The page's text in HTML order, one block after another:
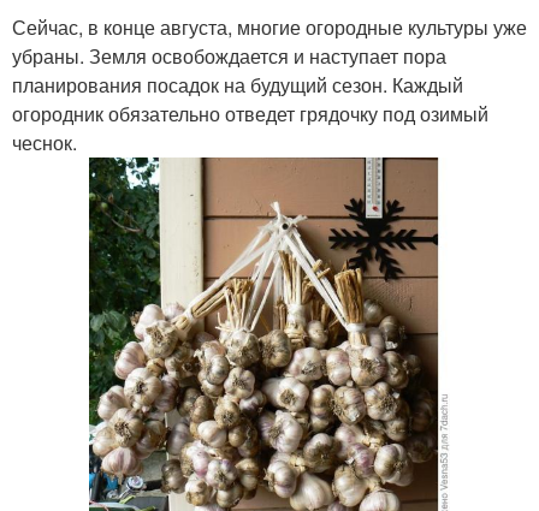
Сейчас, в конце августа, многие огородные культуры уже
убраны. Земля освобождается и наступает пора
планирования посадок на будущий сезон. Каждый
огородник обязательно отведет грядочку под озимый
чеснок.